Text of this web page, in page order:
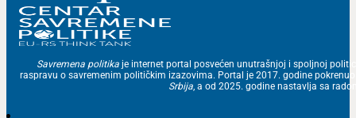
Savremena politika je internet portal posvećen unutrašnjoj i spoljnoj
raspravu o savremenim političkim izazovima. Portal je 2017. godine
Srbija, a od 2025. godine nastavlja sa